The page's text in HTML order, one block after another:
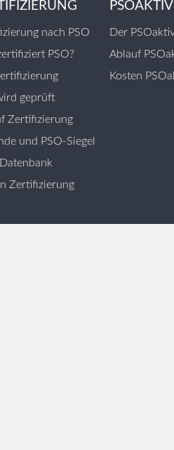
nach PSO
PSO?
geprüft
Zertifizierung
und PSO-Siegel
Zertifizierung
PSOAKTIV
Der
Ablauf
Kosten